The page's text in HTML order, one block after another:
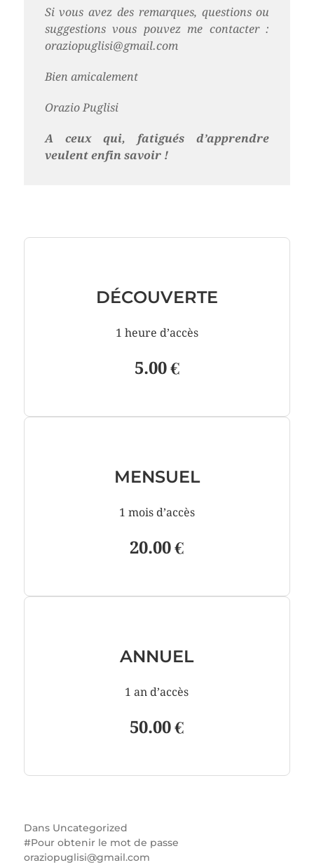
Si vous avez des remarques, questions ou
suggestions vous pouvez me contacter :
oraziopuglisi@gmail.com
Bien amicalement
Orazio Puglisi
A ceux qui, fatigués d’apprendre
veulent enfin savoir !
DÉCOUVERTE
1 heure d’accès
5.00 €
MENSUEL
1 mois d’accès
20.00 €
ANNUEL
1 an d’accès
50.00 €
Dans Uncategorized
Pour obtenir le mot de passe
oraziopuglisi@gmail.com